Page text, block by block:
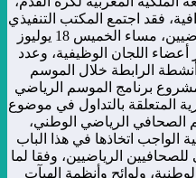
فقد اجتمع المكتب التنفيذي
للرابطة المغربية للصحافيين الرياضيين، مساء الخميس 18 يوليوز
أعضاء اللجان الوظيفية، وعدد
الرابطة خلال الموسم
واستعراض مشروع برنامج الموسم الرياضي
المتعلقة بالتداول في موضوع
الصحافي الرياضي الوطني،
الواجب اتخاذها في هذا الباب
للصحافيين الرياضيين، وفقا لما
ولوائح وأنظمة الهيآت